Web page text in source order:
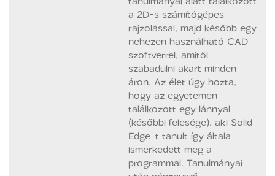
a 2D-s számítógépes
rajzolással, majd később egy
nehezen használható CAD
szoftverrel, amitől
szabadulni akart minden
áron. Az élet úgy hozta,
hogy az egyetemen
találkozott egy lánnyal
(későbbi felesége), aki Solid
Edge-t tanult így általa
ismerkedett meg a
programmal. Tanulmányai